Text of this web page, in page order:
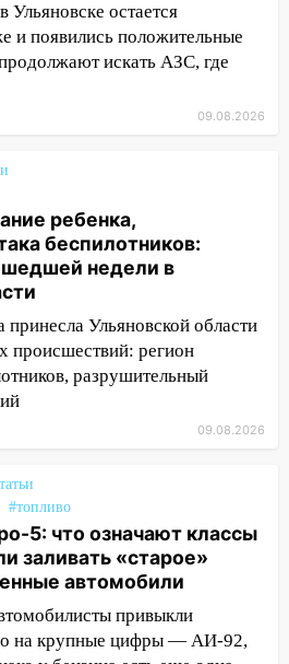
будет в Ульяновской
всё может
на 9 августа —
шанс, который нельзя
в Ульяновске на
лодка
упавшее дерево
машине двух женщин
области
мостов: один уже
завершены
последствия
в Ульяновской
непогоды в
фестиваль «Наше
район первым в
Ульяновске остается
и появились положительные
искать АЗС, где
09.08.2026
ребенка,
беспилотников:
недели в
принесла Ульяновской области
происшествий: регион
разрушительный
09.08.2026
#топливо
5: что означают классы
заливать «старое»
автомобили
привыкли
на крупные цифры — АИ-92,